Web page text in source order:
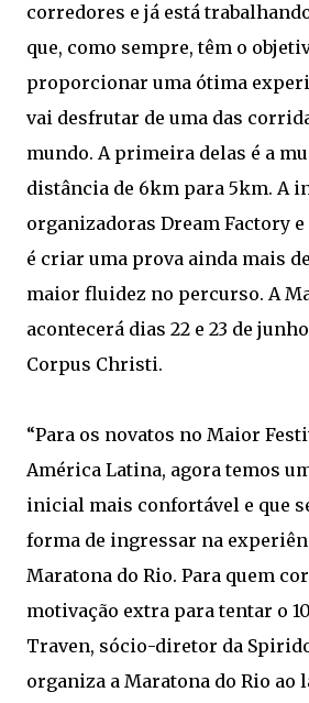
corredores e já está
que, como sempre, têm o
proporcionar uma ótima
vai desfrutar de uma das
mundo. A primeira delas é a
distância de 6km para 5km. A
organizadoras Dream Factory
é criar uma prova ainda mais
maior fluidez no percurso. A
acontecerá dias 22 e 23 de
Corpus Christi.
“Para os novatos no Maior
América Latina, agora temos
inicial mais confortável e que
forma de ingressar na
Maratona do Rio. Para quem
motivação extra para tentar o
Traven, sócio-diretor da
organiza a Maratona do Rio ao